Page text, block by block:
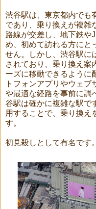
渋谷駅は、東京都内でも
であり、乗り換えが複雑
路線が交差し、地下鉄や
め、初めて訪れる方にと
せん。しかし、渋谷駅に
されており、乗り換え案
ーズに移動できるように
トフォンアプリやウェ
や最適な経路を事前に調
谷駅は確かに複雑な駅で
用することで、乗り換え
す。
初見殺しとして有名です。